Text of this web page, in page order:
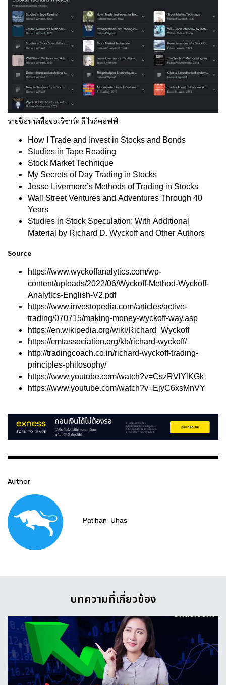
รายชื่อหนังสือของริชาร์ด ดี ไวค์คอฟฟ์
How I Trade and Invest in Stocks and Bonds
Studies in Tape Reading
Stock Market Technique
My Secrets of Day Trading in Stocks
Jesse Livermore’s Methods of Trading in Stocks
Wall Street Ventures and Adventures Through 40
Years
Studies in Stock Speculation: With Additional
Material by Richard D. Wyckoff and Other Authors
Source
https://www.wyckoffanalytics.com/wp-
content/uploads/2022/06/Wyckoff-Method-Wyckoff-
Analytics-English-V2.pdf
https://www.investopedia.com/articles/active-
trading/070715/making-money-wyckoff-way.asp
https://en.wikipedia.org/wiki/Richard_Wyckoff
https://cmtassociation.org/kb/richard-wyckoff/
http://tradingcoach.co.in/richard-wyckoff-trading-
principles-philosophy/
https://www.youtube.com/watch?v=CszRVlYlKGk
https://www.youtube.com/watch?v=EjyC6xsMnVY
Author:
Patihan Uhas
บทความที่เกี่ยวข้อง